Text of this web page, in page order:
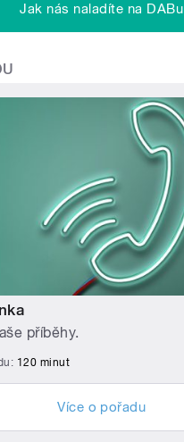
Jak nás naladíte na DABu
příběhy.
120 minut
Více o pořadu